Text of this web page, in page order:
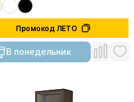
Промокод ЛЕТО
В понедельник